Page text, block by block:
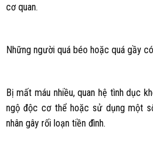
cơ quan.
Những người quá béo hoặc quá gầy
Bị mất máu nhiều, quan hệ tình dục
ngộ độc cơ thể hoặc sử dụng một
nhân gây rối loạn tiền đình.